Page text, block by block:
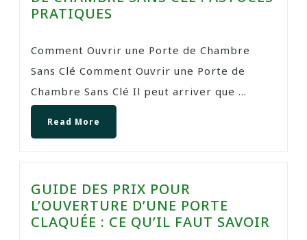
PRATIQUES
Comment Ouvrir une Porte de Chambre
Sans Clé Comment Ouvrir une Porte de
Chambre Sans Clé Il peut arriver que ...
Read More
GUIDE DES PRIX POUR
L’OUVERTURE D’UNE PORTE
CLAQUÉE : CE QU’IL FAUT SAVOIR